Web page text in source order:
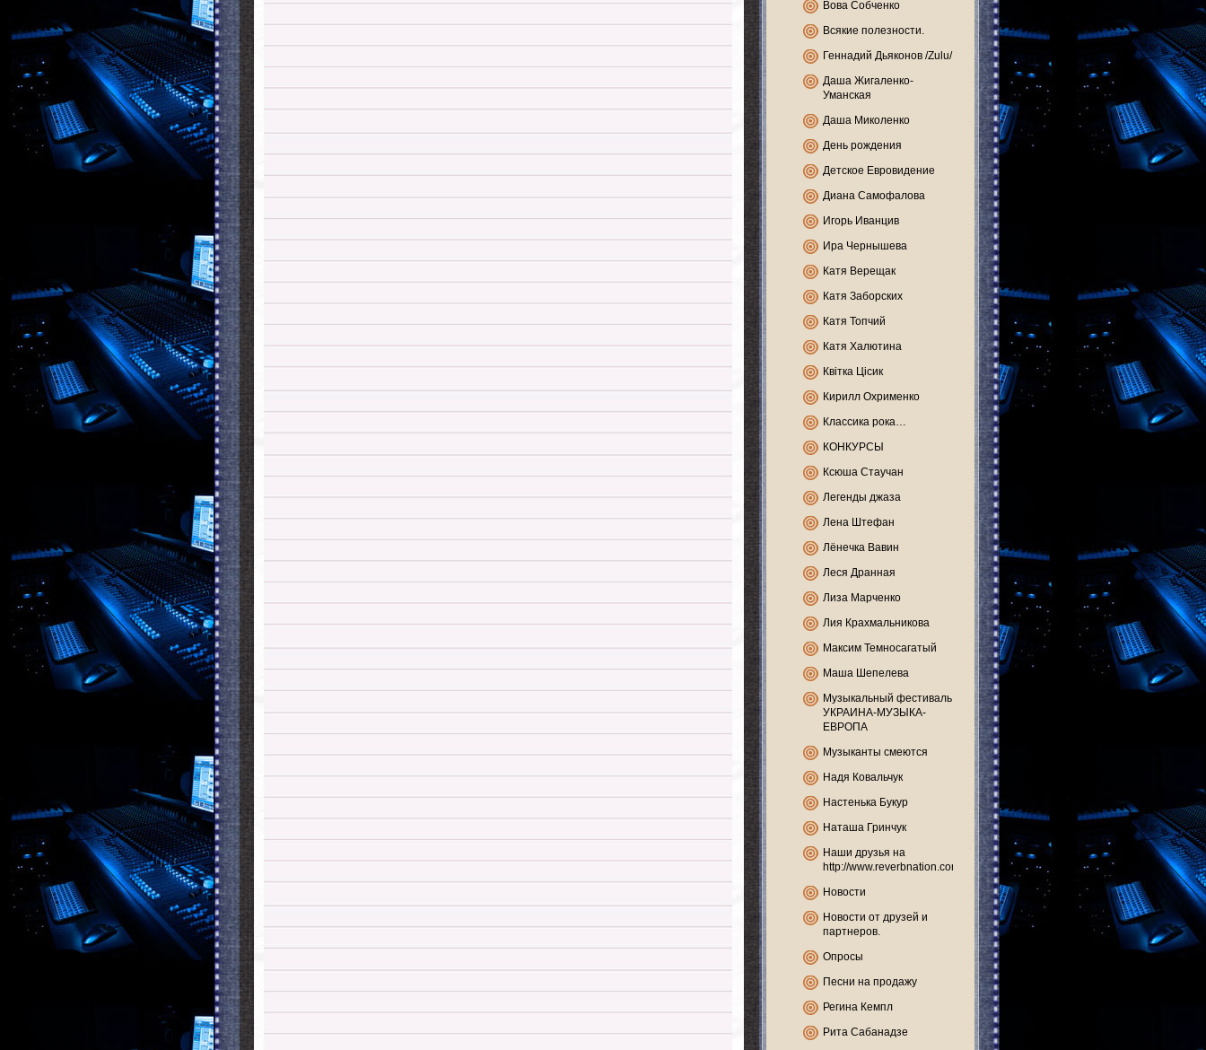
Вова Собченко
Всякие полезности.
Геннадий Дьяконов /Zulu/
Даша Жигаленко-
Уманская
Даша Миколенко
День рождения
Детское Евровидение
Диана Самофалова
Игорь Иванцив
Ира Чернышева
Катя Верещак
Катя Заборских
Катя Топчий
Катя Халютина
Квітка Цісик
Кирилл Охрименко
Классика рока…
КОНКУРСЫ
Ксюша Стаучан
Легенды джаза
Лена Штефан
Лёнечка Вавин
Леся Дранная
Лиза Марченко
Лия Крахмальникова
Максим Темносагатый
Маша Шепелева
Музыкальный фестиваль
УКРАИНА-МУЗЫКА-
ЕВРОПА
Музыканты смеются
Надя Ковальчук
Настенька Букур
Наташа Гринчук
Наши друзья на
http://www.reverbnation.com
Новости
Новости от друзей и
партнеров.
Опросы
Песни на продажу
Регина Кемпл
Рита Сабанадзе